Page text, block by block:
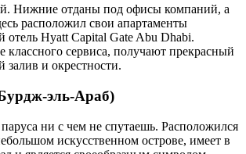
Нижние отданы под офисы компаний, а
расположил свои апартаменты
Hyatt Capital Gate Abu Dhabi.
классного сервиса, получают прекрасный
залив и окрестности.
эль-Араб)
ни с чем не спутаешь. Расположился
искусственном острове, имеет в